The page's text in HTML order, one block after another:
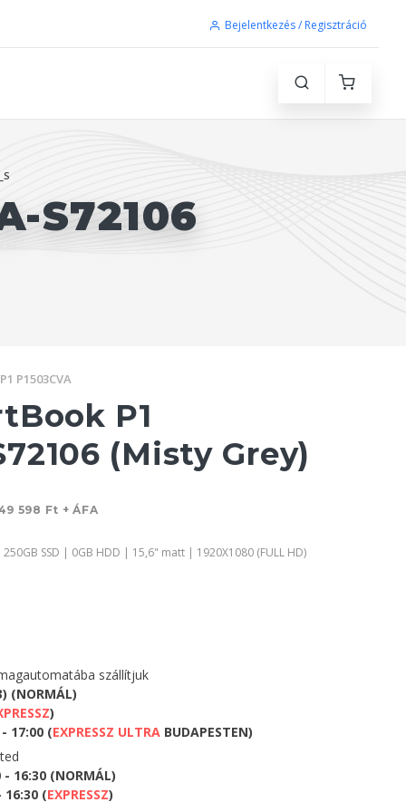
Bejelentkezés / Regisztráció
S72106
P1503CVA
P1
(Misty Grey)
598 Ft + ÁFA
SSD | 0GB HDD | 15,6" matt | 1920X1080 (FULL HD)
szállítjuk
(NORMÁL)
)
17:00 (EXPRESSZ ULTRA BUDAPESTEN)
- 16:30 (NORMÁL)
16:30 (EXPRESSZ)